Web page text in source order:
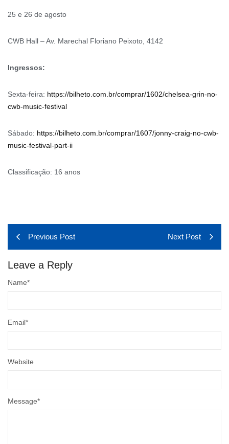
25 e 26 de agosto
CWB Hall – Av. Marechal Floriano Peixoto, 4142
Ingressos:
Sexta-feira: https://bilheto.com.br/comprar/1602/chelsea-grin-no-
cwb-music-festival
Sábado: https://bilheto.com.br/comprar/1607/jonny-craig-no-cwb-
music-festival-part-ii
Classificação: 16 anos
Previous Post Next Post
Leave a Reply
Message*
Name*
Email*
Website